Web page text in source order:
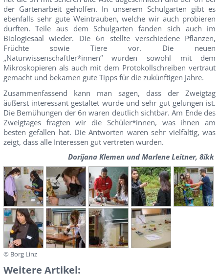
der Gartenarbeit geholfen. In unserem Schulgarten gibt es
ebenfalls sehr gute Weintrauben, welche wir auch probieren
durften. Teile aus dem Schulgarten fanden sich auch im
Biologiesaal wieder. Die 6n stellte verschiedene Pflanzen,
Früchte sowie Tiere vor. Die neuen
„Naturwissenschaftler*innen“ wurden sowohl mit dem
Mikroskopieren als auch mit dem Protokollschreiben vertraut
gemacht und bekamen gute Tipps für die zukünftigen Jahre.
Zusammenfassend kann man sagen, dass der Zweigtag
äußerst interessant gestaltet wurde und sehr gut gelungen ist.
Die Bemühungen der 6n waren deutlich sichtbar. Am Ende des
Zweigtages fragten wir die Schüler*innen, was ihnen am
besten gefallen hat. Die Antworten waren sehr vielfältig, was
zeigt, dass alle Interessen gut vertreten wurden.
Dorijana Klemen und Marlene Leitner, 8ikk
© Borg Linz
Weitere Artikel: